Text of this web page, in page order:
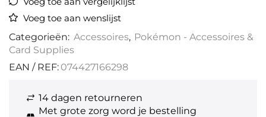
Voeg toe aan wenslijst
Categorieën: Accessoires, Pokémon - Accessoires &
Card Supplies
EAN / REF: 074427166298
14 dagen retourneren
Met grote zorg word je bestelling